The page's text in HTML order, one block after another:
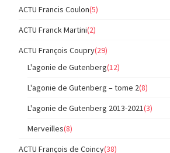
ACTU Francis Coulon(5)
ACTU Franck Martini(2)
ACTU François Coupry(29)
L'agonie de Gutenberg(12)
L'agonie de Gutenberg – tome 2(8)
L'agonie de Gutenberg 2013-2021(3)
Merveilles(8)
ACTU François de Coincy(38)